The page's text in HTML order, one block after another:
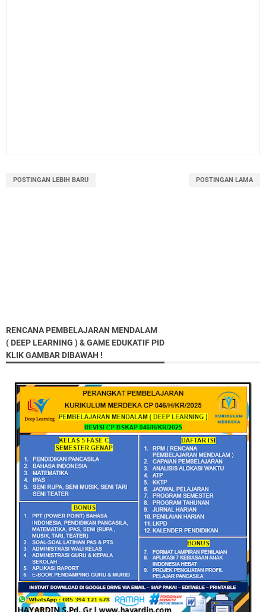
POSTINGAN LEBIH BARU POSTINGAN LAMA
RENCANA PEMBELAJARAN MENDALAM
( DEEP LEARNING ) & GAME EDUKATIF PID
KLIK GAMBAR DIBAWAH !